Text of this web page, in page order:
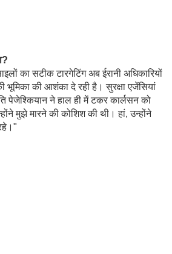
का सटीक टारगेटिंग अब ईरानी अधिकारियों
भूमिका की आशंका दे रही है। सुरक्षा एजेंसियां
पेजेश्कियान ने हाल ही में टकर कार्लसन को
मुझे मारने की कोशिश की थी। हां, उन्होंने